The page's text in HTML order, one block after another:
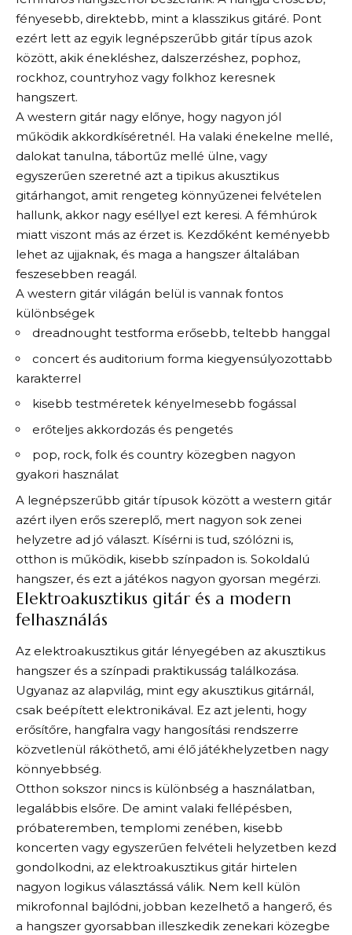
fényesebb, direktebb, mint a klasszikus gitáré. Pont
ezért lett az egyik legnépszerűbb gitár típus azok
között, akik énekléshez, dalszerzéshez, pophoz,
rockhoz, countryhoz vagy folkhoz keresnek
hangszert.
A western gitár nagy előnye, hogy nagyon jól
működik akkordkíséretnél. Ha valaki énekelne mellé,
dalokat tanulna, tábortűz mellé ülne, vagy
egyszerűen szeretné azt a tipikus akusztikus
gitárhangot, amit rengeteg könnyűzenei felvételen
hallunk, akkor nagy eséllyel ezt keresi. A fémhúrok
miatt viszont más az érzet is. Kezdőként keményebb
lehet az ujjaknak, és maga a hangszer általában
feszesebben reagál.
A western gitár világán belül is vannak fontos
különbségek
dreadnought testforma erősebb, teltebb hanggal
concert és auditorium forma kiegyensúlyozottabb
karakterrel
kisebb testméretek kényelmesebb fogással
erőteljes akkordozás és pengetés
pop, rock, folk és country közegben nagyon
gyakori használat
A legnépszerűbb gitár típusok között a western gitár
azért ilyen erős szereplő, mert nagyon sok zenei
helyzetre ad jó választ. Kísérni is tud, szólózni is,
otthon is működik, kisebb színpadon is. Sokoldalú
hangszer, és ezt a játékos nagyon gyorsan megérzi.
Elektroakusztikus gitár és a modern
felhasználás
Az elektroakusztikus gitár lényegében az akusztikus
hangszer és a színpadi praktikusság találkozása.
Ugyanaz az alapvilág, mint egy akusztikus gitárnál,
csak beépített elektronikával. Ez azt jelenti, hogy
erősítőre, hangfalra vagy hangosítási rendszerre
közvetlenül ráköthető, ami élő játékhelyzetben nagy
könnyebbség.
Otthon sokszor nincs is különbség a használatban,
legalábbis elsőre. De amint valaki fellépésben,
próbateremben, templomi zenében, kisebb
koncerten vagy egyszerűen felvételi helyzetben kezd
gondolkodni, az elektroakusztikus gitár hirtelen
nagyon logikus választássá válik. Nem kell külön
mikrofonnal bajlódni, jobban kezelhető a hangerő, és
a hangszer gyorsabban illeszkedik zenekari közegbe